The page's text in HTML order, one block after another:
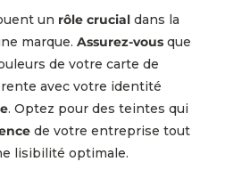
un rôle crucialdans la
marque. Assurez-vousque
de votre carte de
avec votre identité
. Optez pour des teintes qui
de votre entreprise tout
lisibilité optimale.